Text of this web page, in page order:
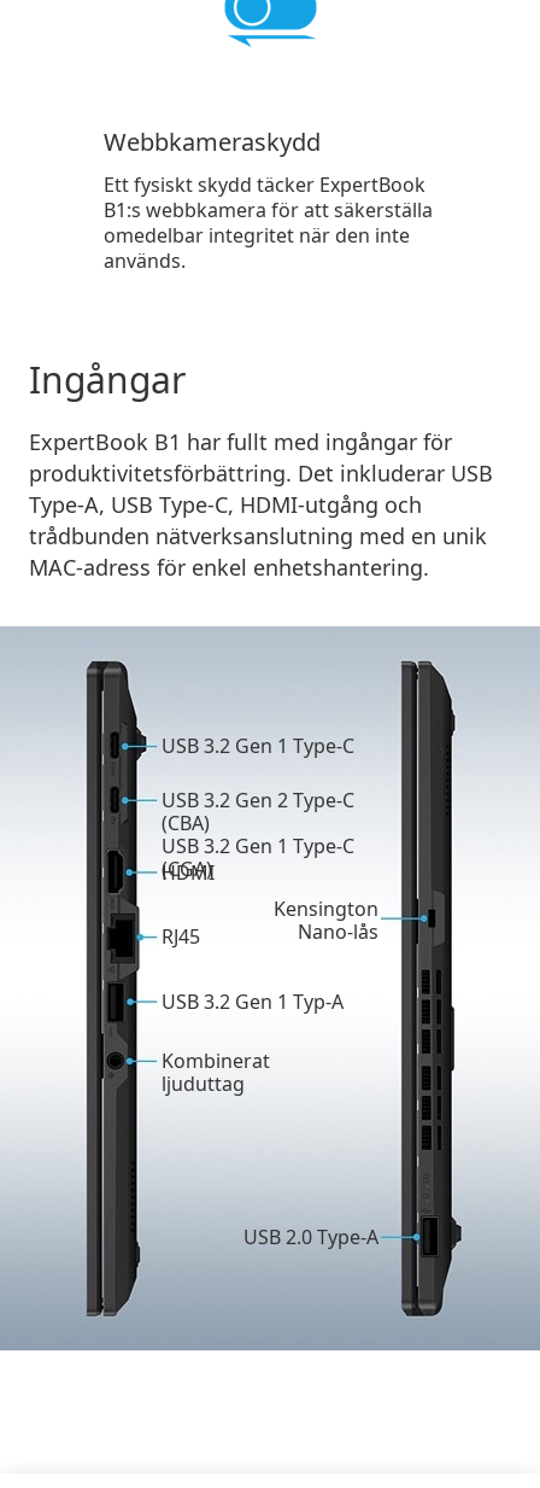
Webbkameraskydd
Ett fysiskt skydd täcker ExpertBook
B1:s webbkamera för att säkerställa
omedelbar integritet när den inte
används.
Ingångar
ExpertBook B1 har fullt med ingångar för
produktivitetsförbättring. Det inkluderar USB
Type-A, USB Type-C, HDMI-utgång och
trådbunden nätverksanslutning med en unik
MAC-adress för enkel enhetshantering.
USB 2.0 Type-A
Kensington
Nano-lås
Kombinerat
ljuduttag
USB 3.2 Gen 1 Typ-A
RJ45
HDMI
USB 3.2 Gen 2 Type-C
(CBA)
USB 3.2 Gen 1 Type-C
(CGA)
USB 3.2 Gen 1 Type-C